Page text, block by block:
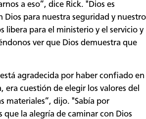
a eso”, dice Rick. "Dios es
Dios para nuestra seguridad y nuestro
libera para el ministerio y el servicio y
ver que Dios demuestra que
agradecida por haber confiado en
era cuestión de elegir los valores del
materiales”, dijo. "Sabía por
que la alegría de caminar con Dios